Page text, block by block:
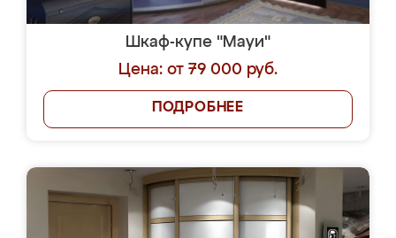
Шкаф-купе "Мауи"
Цена: от 79 000 руб.
ПОДРОБНЕЕ